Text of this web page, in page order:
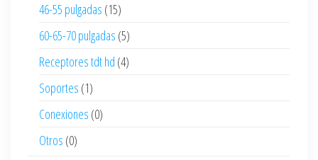
46-55 pulgadas (15)
60-65-70 pulgadas (5)
Receptores tdt hd (4)
Soportes (1)
Conexiones (0)
Otros (0)